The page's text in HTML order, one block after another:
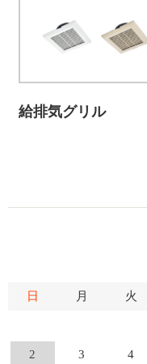
給排気グリル
日 月 火
2 3 4